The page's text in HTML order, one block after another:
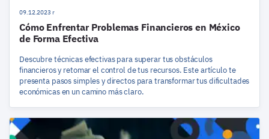
09.12.2023 r
Cómo Enfrentar Problemas Financieros en México
de Forma Efectiva
Descubre técnicas efectivas para superar tus obstáculos
financieros y retomar el control de tus recursos. Este artículo te
presenta pasos simples y directos para transformar tus dificultades
económicas en un camino más claro.